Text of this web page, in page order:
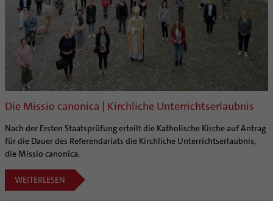
Die Missio canonica | Kirchliche Unterrichtserlaubnis
Nach der Ersten Staatsprüfung erteilt die Katholische Kirche auf Antrag
für die Dauer des Referendariats die Kirchliche Unterrichtserlaubnis,
die Missio canonica.
WEITERLESEN